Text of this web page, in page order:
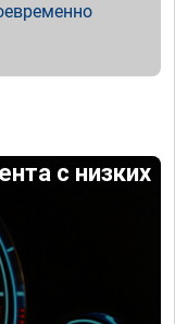
с низких